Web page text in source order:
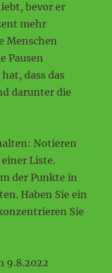
bevor er
mehr
Menschen
Pausen
dass das
darunter die
Notieren
Liste.
der Punkte in
Haben Sie ein
Sie
9.8.2022